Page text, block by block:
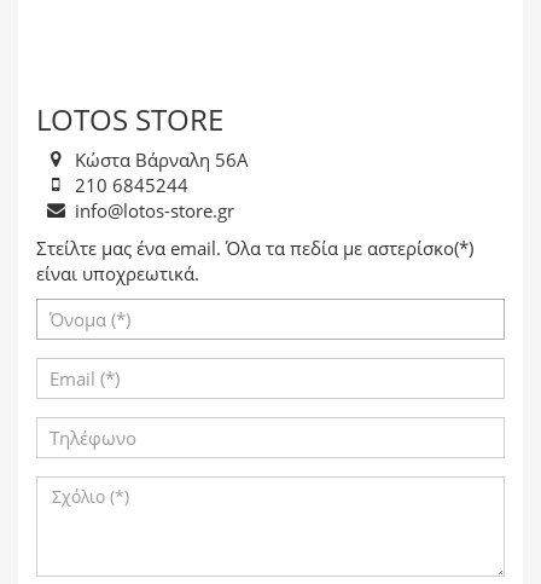
LOTOS STORE
Κώστα Βάρναλη 56Α
210 6845244
info@lotos-store.gr
Στείλτε μας ένα email. Όλα τα πεδία με αστερίσκο(*)
είναι υποχρεωτικά.